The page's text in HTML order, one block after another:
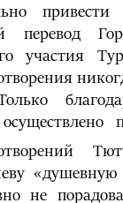
перевод
участия
не